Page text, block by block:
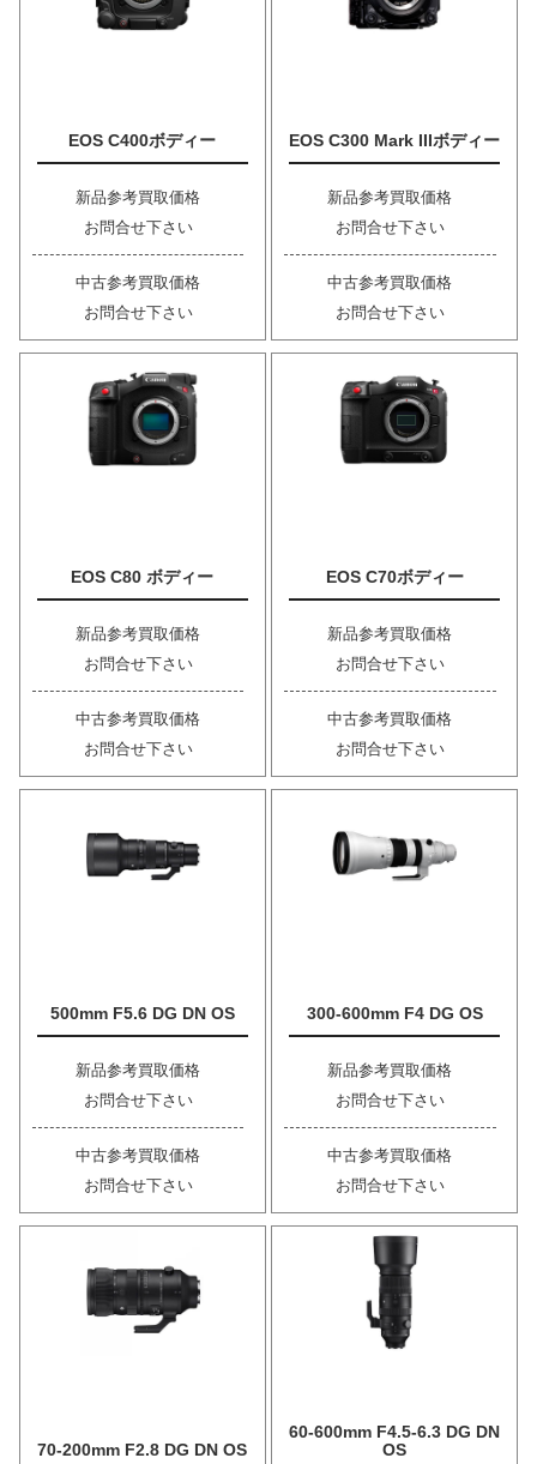
EOS C400ボディー
新品参考買取価格
お問合せ下さい
中古参考買取価格
お問合せ下さい
EOS C300 Mark IIIボディー
新品参考買取価格
お問合せ下さい
中古参考買取価格
お問合せ下さい
EOS C80 ボディー
新品参考買取価格
お問合せ下さい
中古参考買取価格
お問合せ下さい
EOS C70ボディー
新品参考買取価格
お問合せ下さい
中古参考買取価格
お問合せ下さい
500mm F5.6 DG DN OS
新品参考買取価格
お問合せ下さい
中古参考買取価格
お問合せ下さい
300-600mm F4 DG OS
新品参考買取価格
お問合せ下さい
中古参考買取価格
お問合せ下さい
70-200mm F2.8 DG DN OS
60-600mm F4.5-6.3 DG DN
OS